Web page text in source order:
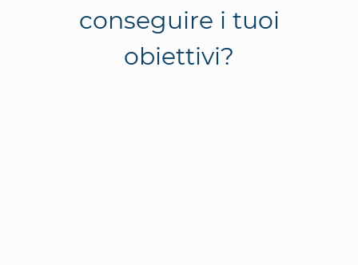
conseguire i tuoi
obiettivi?